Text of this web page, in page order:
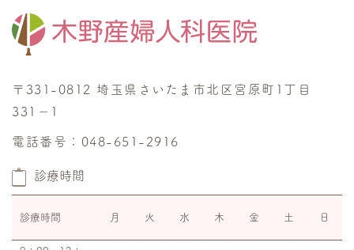
〒331-0812 埼玉県さいたま市北区宮原町1丁目
331−1
電話番号：048-651-2916
診療時間
診療時間 月 火 水 木 金 土 日